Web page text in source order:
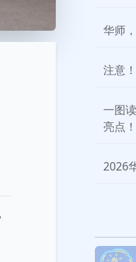
华师
注意
一图
亮点！
2026